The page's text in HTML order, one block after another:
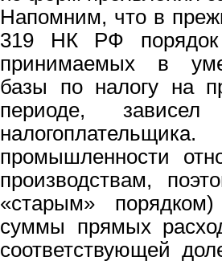
Напомним, что в
319 НК РФ порядок
принимаемых в
базы по налогу на
периоде,
промышленности
производствам,
«старым»
суммы прямых
соответствующей